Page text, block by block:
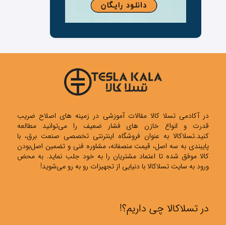
در آکادمی تسلا کالا مقالات آموزشی در زمینه های اصلاح ضریب
قدرت و انواع خازن های فشار ضعیف را می‌توانید مطالعه
کنید.تسلاکالا به عنوان فروشگاه اینترنتی تخصصی صنعت برق، با
پایبندی به سه اصل، قیمت منصفانه، مشاوره فنی و تضمین اصل‌بودن
کالا موفق شده تا اعتماد مشتریان را به خود جلب نماید. به محض
ورود به سایت تسلاکالا با دنیایی از تجهیزات رو به رو می‌شوید!
در تسلاکالا چی داریم؟!